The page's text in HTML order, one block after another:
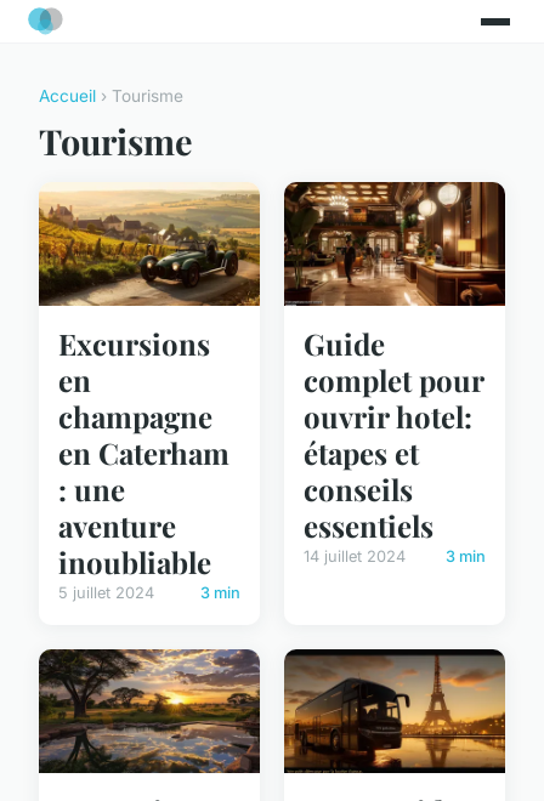
Accueil › Tourisme
Tourisme
Excursions
en
champagne
en Caterham
: une
aventure
inoubliable
5 juillet 2024 3 min
Guide
complet pour
ouvrir hotel:
étapes et
conseils
essentiels
14 juillet 2024 3 min